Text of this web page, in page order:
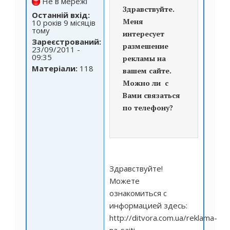
Останній вхід:
10 років 9 місяців
тому
Зареєстрований:
23/09/2011 -
09:35
Матеріали: 118
Здравствуйте.
Меня
интересует
размешение
рекламы на
вашем сайте.
Можно ли с
Вами связаться
по телефону?
Здравствуйте!
Можете
ознакомиться с
информацией здесь:
http://ditvora.com.ua/reklama-